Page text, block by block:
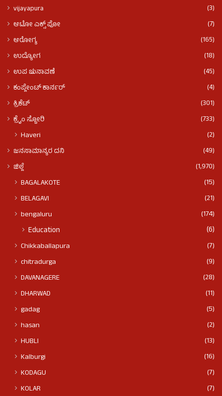
vijayapura
(3)
ಆಟೋ ಎಕ್ಸ್ ಪೋ
(7)
ಆರೋಗ್ಯ
(165)
ಉದ್ಯೋಗ
(18)
ಉಪ ಚುನಾವಣೆ
(45)
ಕಂಪ್ಲೇಂಟ್ ಕಾರ್ನರ್
(4)
ಕ್ರಿಕೆಟ್
(301)
ಕ್ರೈಂ ಸ್ಟೋರಿ
(733)
Haveri (2)
ಜನಸಾಮಾನ್ಯರ ದನಿ
(49)
ಜಿಲ್ಲೆ
(1,970)
BAGALAKOTE
(15)
BELAGAVI
(21)
bengaluru
(174)
Education (6)
Chikkaballapura
(7)
chitradurga
(9)
DAVANAGERE
(28)
DHARWAD
(11)
gadag
(5)
hasan
(2)
HUBLI
(13)
Kalburgi
(16)
KODAGU
(7)
KOLAR
(7)